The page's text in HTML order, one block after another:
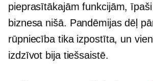
pieprasītākajām funkcijām,
biznesa nišā. Pandēmijas dēļ
rūpniecība tika izpostīta, un
izdzīvot bija tiešsaistē.